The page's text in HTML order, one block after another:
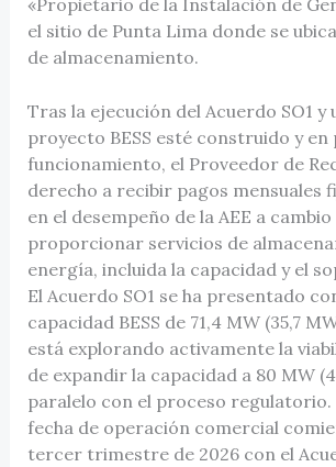
el sitio de Punta Lima donde se
de almacenamiento.
Tras la ejecución del Acuerdo SO1 y
proyecto BESS esté construido y en
funcionamiento, el Proveedor de
derecho a recibir pagos mensuales
en el desempeño de la AEE a cambio
proporcionar servicios de
energía, incluida la capacidad y el
El Acuerdo SO1 se ha presentado
capacidad BESS de 71,4 MW (35,7
está explorando activamente la
de expandir la capacidad a 80 MW
paralelo con el proceso regulatorio.
fecha de operación comercial
tercer trimestre de 2026 con el